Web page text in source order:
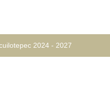
2024 - 2027